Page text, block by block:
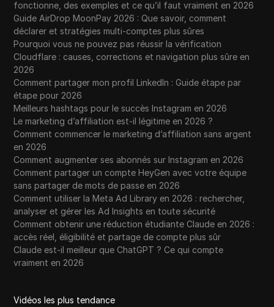
fonctionne, des exemples et ce qu’il faut vraiment en 2026
Guide AirDrop MoonPay 2026 : Que savoir, comment
déclarer et stratégies multi-comptes plus sûres
Pourquoi vous ne pouvez pas réussir la vérification
Cloudflare : causes, corrections et navigation plus sûre en
2026
Comment partager mon profil LinkedIn : Guide étape par
étape pour 2026
Meilleurs hashtags pour le succès Instagram en 2026
Le marketing d’affiliation est-il légitime en 2026 ?
Comment commencer le marketing d’affiliation sans argent
en 2026
Comment augmenter ses abonnés sur Instagram en 2026
Comment partager un compte HeyGen avec votre équipe
sans partager de mots de passe en 2026
Comment utiliser la Meta Ad Library en 2026 : rechercher,
analyser et gérer les Ad Insights en toute sécurité
Comment obtenir une réduction étudiante Claude en 2026 :
accès réel, éligibilité et partage de compte plus sûr
Claude est-il meilleur que ChatGPT ? Ce qui compte
vraiment en 2026
Vidéos les plus tendance